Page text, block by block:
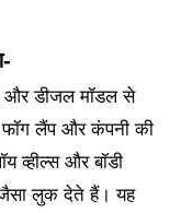
और डीजल मॉडल से
लैंप और कंपनी की
व्हील्स और बॉडी
लुक देते हैं। यह